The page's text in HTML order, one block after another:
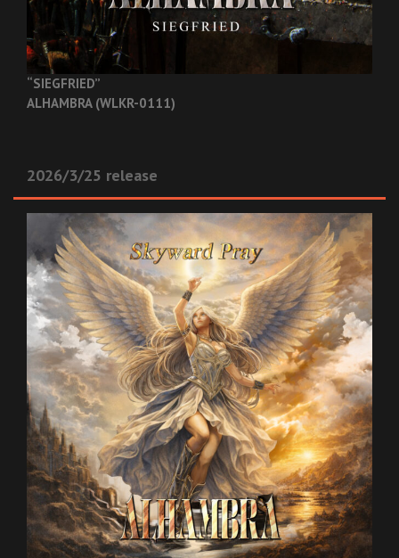
“SIEGFRIED”
ALHAMBRA (WLKR-0111)
2026/3/25 release